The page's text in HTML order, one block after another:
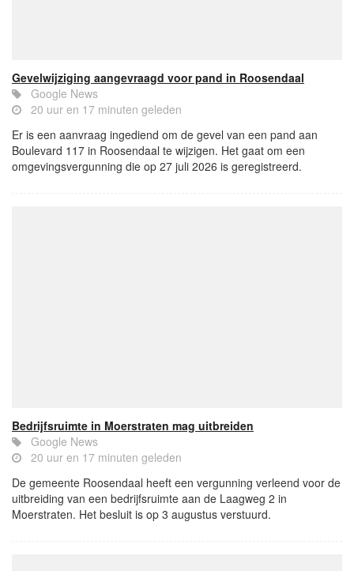
Gevelwijziging aangevraagd voor pand in Roosendaal
Google News
20 uur en 17 minuten geleden
Er is een aanvraag ingediend om de gevel van een pand aan
Boulevard 117 in Roosendaal te wijzigen. Het gaat om een
omgevingsvergunning die op 27 juli 2026 is geregistreerd.
Bedrijfsruimte in Moerstraten mag uitbreiden
Google News
20 uur en 17 minuten geleden
De gemeente Roosendaal heeft een vergunning verleend voor de
uitbreiding van een bedrijfsruimte aan de Laagweg 2 in
Moerstraten. Het besluit is op 3 augustus verstuurd.